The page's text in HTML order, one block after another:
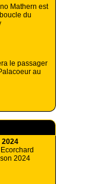
Mathern est
du
le passager
au
2024
2024